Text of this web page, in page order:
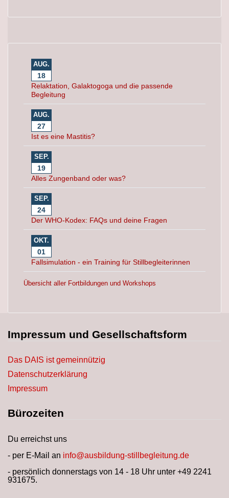
AUG.
18
Relaktation, Galaktogoga und die passende
Begleitung
AUG.
27
Ist es eine Mastitis?
SEP.
19
Alles Zungenband oder was?
SEP.
24
Der WHO-Kodex: FAQs und deine Fragen
OKT.
01
Fallsimulation - ein Training für Stillbegleiterinnen
Übersicht aller Fortbildungen und Workshops
Impressum und Gesellschaftsform
Das DAIS ist gemeinnützig
Datenschutzerklärung
Impressum
Bürozeiten
Du erreichst uns
- per E-Mail an info@ausbildung-stillbegleitung.de
- persönlich donnerstags von 14 - 18 Uhr unter +49 2241
931675.